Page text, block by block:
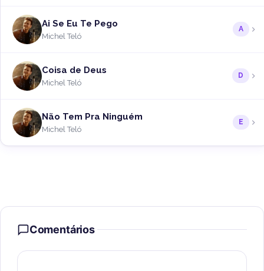
Ai Se Eu Te Pego
Michel Teló
A
Coisa de Deus
Michel Teló
D
Não Tem Pra Ninguém
Michel Teló
E
Comentários